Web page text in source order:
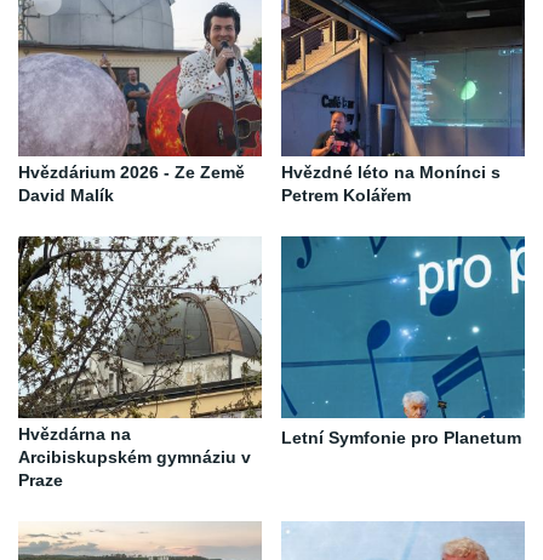
Hvězdárium 2026 - Ze Země
David Malík
Hvězdné léto na Monínci s
Petrem Kolářem
Hvězdárna na
Arcibiskupském gymnáziu v
Praze
Letní Symfonie pro Planetum